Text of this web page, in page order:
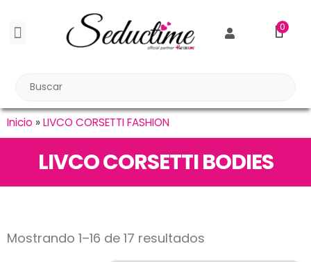
0
Inicio »LIVCO CORSETTI FASHION
LIVCO CORSETTI BODIES
Mostrando 1–16 de 17 resultados